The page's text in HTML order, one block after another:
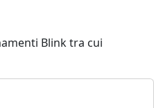
Blink tra cui